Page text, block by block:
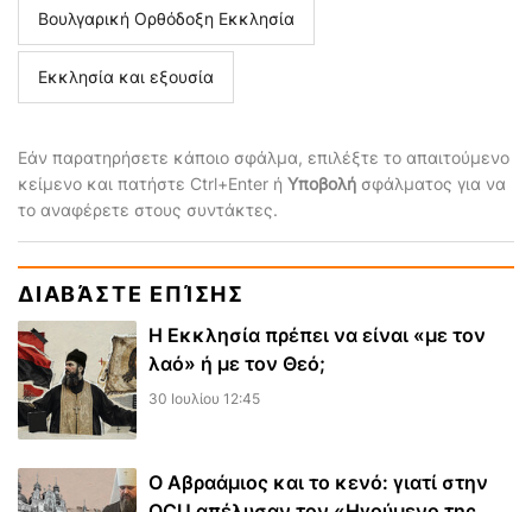
Βουλγαρική Ορθόδοξη Εκκλησία
Εκκλησία και εξουσία
Εάν παρατηρήσετε κάποιο σφάλμα, επιλέξτε το απαιτούμενο
κείμενο και πατήστε Ctrl+Enter ή Υποβολή σφάλματος για να
το αναφέρετε στους συντάκτες.
ΔΙΑΒΆΣΤΕ ΕΠΊΣΗΣ
Η Εκκλησία πρέπει να είναι «με τον
λαό» ή με τον Θεό;
30 Ιουλίου 12:45
Ο Αβραάμιος και το κενό: γιατί στην